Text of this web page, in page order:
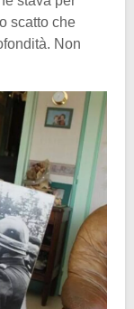
scatto che
Non